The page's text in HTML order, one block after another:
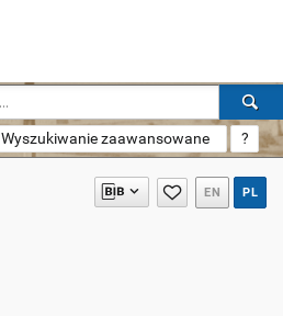
Wyszukiwanie zaawansowane ?
EN PL